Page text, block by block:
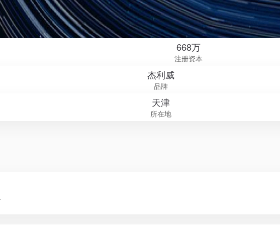
668万
注册资本
杰利威
品牌
天津
所在地